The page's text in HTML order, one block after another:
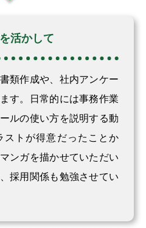
活かして
類作成や、社内アンケー
す。日常的には事務作業
ルの使い方を説明する動
ストが得意だったことか
ンガを描かせていただい
採用関係も勉強させてい